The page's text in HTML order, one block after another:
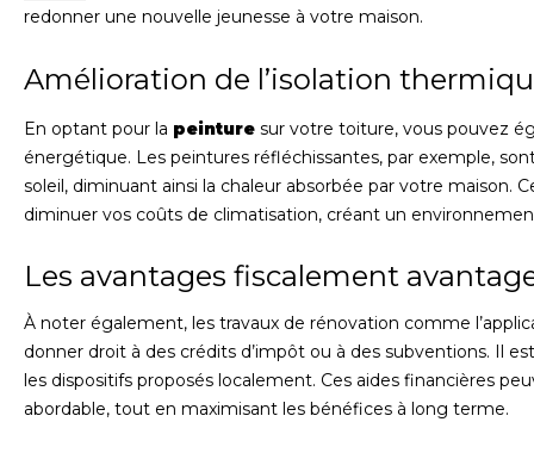
redonner une nouvelle jeunesse à votre maison.
Amélioration de l’isolation
En optant pour la peinture sur votre toiture, vous pouvez
énergétique. Les peintures réfléchissantes, par exemple,
soleil, diminuant ainsi la chaleur absorbée par votre maison.
diminuer vos coûts de climatisation, créant un
Les avantages fiscalement
À noter également, les travaux de rénovation comme
donner droit à des crédits d’impôt ou à des subventions. Il
les dispositifs proposés localement. Ces aides financières
abordable, tout en maximisant les bénéfices à long terme.